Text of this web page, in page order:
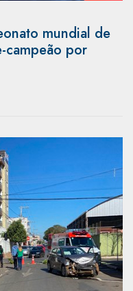
mundial de
campeão por